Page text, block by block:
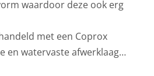
waardoor deze ook erg
met een Coprox
en watervaste afwerklaag
100 cm breed. Het